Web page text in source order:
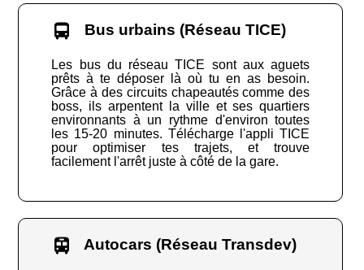
Bus urbains (Réseau TICE)
Les bus du réseau TICE sont aux aguets
prêts à te déposer là où tu en as besoin.
Grâce à des circuits chapeautés comme des
boss, ils arpentent la ville et ses quartiers
environnants à un rythme d'environ toutes
les 15-20 minutes. Télécharge l'appli TICE
pour optimiser tes trajets, et trouve
facilement l'arrêt juste à côté de la gare.
Autocars (Réseau Transdev)